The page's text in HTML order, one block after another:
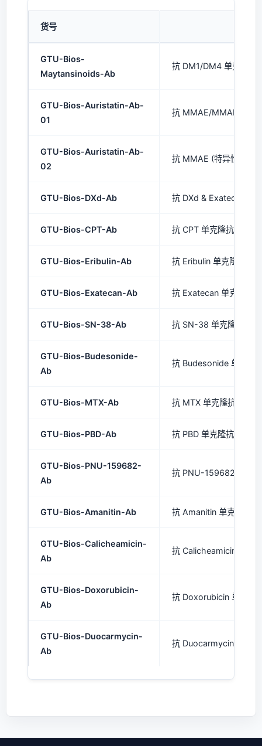
货号
GTU-Bios-
Maytansinoids-Ab
抗 DM1/DM4 单克隆抗
GTU-Bios-Auristatin-Ab-
01
抗 MMAE/MMAF 单克
GTU-Bios-Auristatin-Ab-
02
抗 MMAE (特异性) 单
GTU-Bios-DXd-Ab 抗 DXd & Exatecan 单
GTU-Bios-CPT-Ab 抗 CPT 单克隆抗体
GTU-Bios-Eribulin-Ab 抗 Eribulin 单克隆抗体
GTU-Bios-Exatecan-Ab 抗 Exatecan 单克隆抗
GTU-Bios-SN-38-Ab 抗 SN-38 单克隆抗体
GTU-Bios-Budesonide-
Ab
抗 Budesonide 单克隆
GTU-Bios-MTX-Ab 抗 MTX 单克隆抗体
GTU-Bios-PBD-Ab 抗 PBD 单克隆抗体
GTU-Bios-PNU-159682-
Ab
抗 PNU-159682 单克
GTU-Bios-Amanitin-Ab 抗 Amanitin 单克隆抗
GTU-Bios-Calicheamicin-
Ab
抗 Calicheamicin 单克
GTU-Bios-Doxorubicin-
Ab
抗 Doxorubicin 单克隆
GTU-Bios-Duocarmycin-
Ab
抗 Duocarmycin 单克